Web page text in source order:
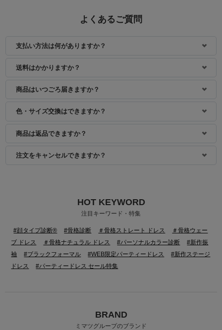
よくあるご質問
支払い方法は何がありますか？
送料はかかりますか？
商品はいつごろ届きますか？
色・サイズ交換はできますか？
商品は返品できますか？
注文をキャンセルできますか？
HOT KEYWORD
注目キーワード・特集
#顔タイプ診断® #骨格診断 ＃骨格ストレート ドレス
＃骨格ウェー
ブ ドレス
＃骨格ナチュラル ドレス #パーソナルカラー診断
#新作振
袖
#ブラックフォーマル #WEB限定パーティードレス
#新作ステージ
ドレス
#パーティードレス セール特集
BRAND
ミマツグループのブランド